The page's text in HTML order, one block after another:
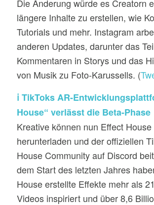
Die Änderung würde es Creatorn
längere Inhalte zu erstellen, wie
Tutorials und mehr. Instagram
anderen Updates, darunter das
Kommentaren in Storys und das
von Musik zu Foto-Karussells. (
ℹ️ TikToks AR-
House“ verlässt die Beta-Phase
Kreative können nun Effect House
herunterladen und der offiziellen
House Community auf Discord
dem Start des letzten Jahres
House erstellte Effekte mehr als
Videos inspiriert und über 8,6